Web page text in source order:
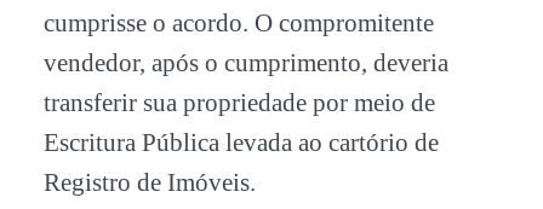
cumprisse o acordo. O compromitente
vendedor, após o cumprimento, deveria
transferir sua propriedade por meio de
Escritura Pública levada ao cartório de
Registro de Imóveis.